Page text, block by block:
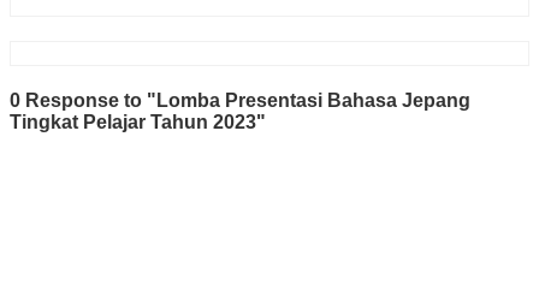
0 Response to "Lomba Presentasi Bahasa Jepang
Tingkat Pelajar Tahun 2023"